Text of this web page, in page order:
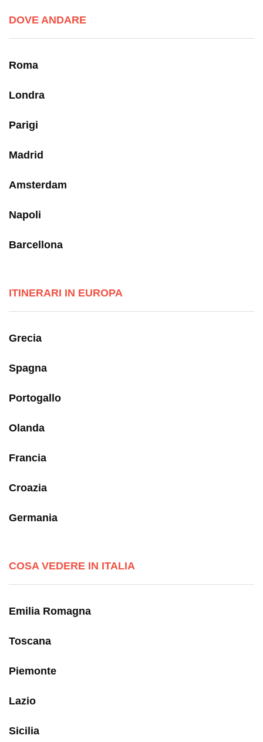
DOVE ANDARE
Roma
Londra
Parigi
Madrid
Amsterdam
Napoli
Barcellona
ITINERARI IN EUROPA
Grecia
Spagna
Portogallo
Olanda
Francia
Croazia
Germania
COSA VEDERE IN ITALIA
Emilia Romagna
Toscana
Piemonte
Lazio
Sicilia